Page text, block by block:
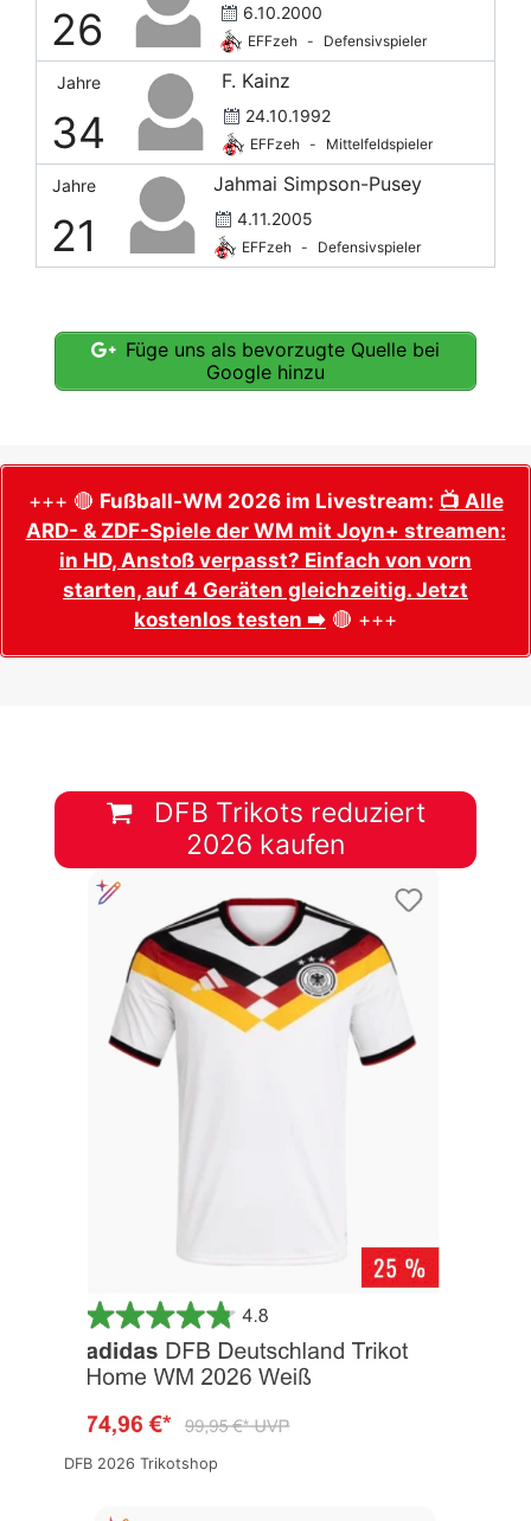
26 6.10.2000
EFFzeh - Defensivspieler
Jahre
34
F. Kainz
24.10.1992
EFFzeh - Mittelfeldspieler
Jahre
21
Jahmai Simpson-Pusey
4.11.2005
EFFzeh - Defensivspieler
Füge uns als bevorzugte Quelle bei
Google hinzu
+++ 🔴 Fußball-WM 2026 im Livestream: 📺 Alle
ARD- & ZDF-Spiele der WM mit Joyn+ streamen:
in HD, Anstoß verpasst? Einfach von vorn
starten, auf 4 Geräten gleichzeitig. Jetzt
kostenlos testen ➡️ 🔴 +++
DFB Trikots reduziert
2026 kaufen
DFB 2026 Trikotshop